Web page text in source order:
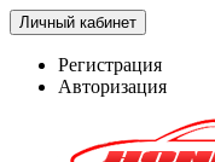
Личный кабинет
Регистрация
Авторизация